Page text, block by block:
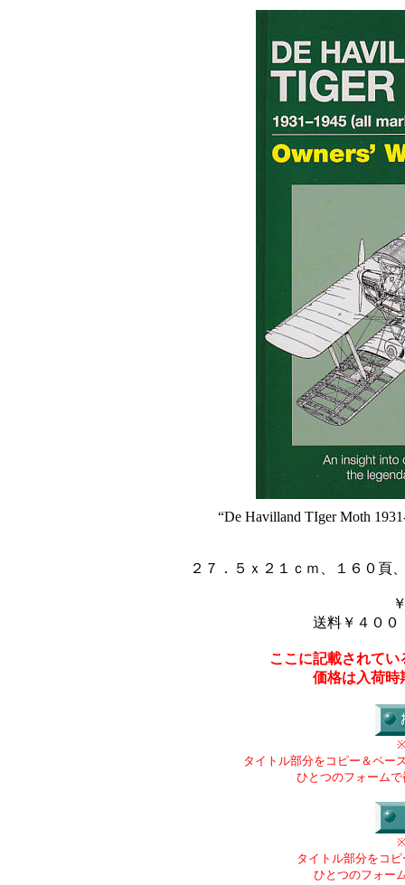
“De Havilland TIger Moth
２７．５ｘ２１ｃｍ、１６０頁
送料￥４００
ここに記載されて
価格は入荷時
タイトル部分をコピー＆ペー
ひとつのフォーム
タイトル部分をコ
ひとつのフォー